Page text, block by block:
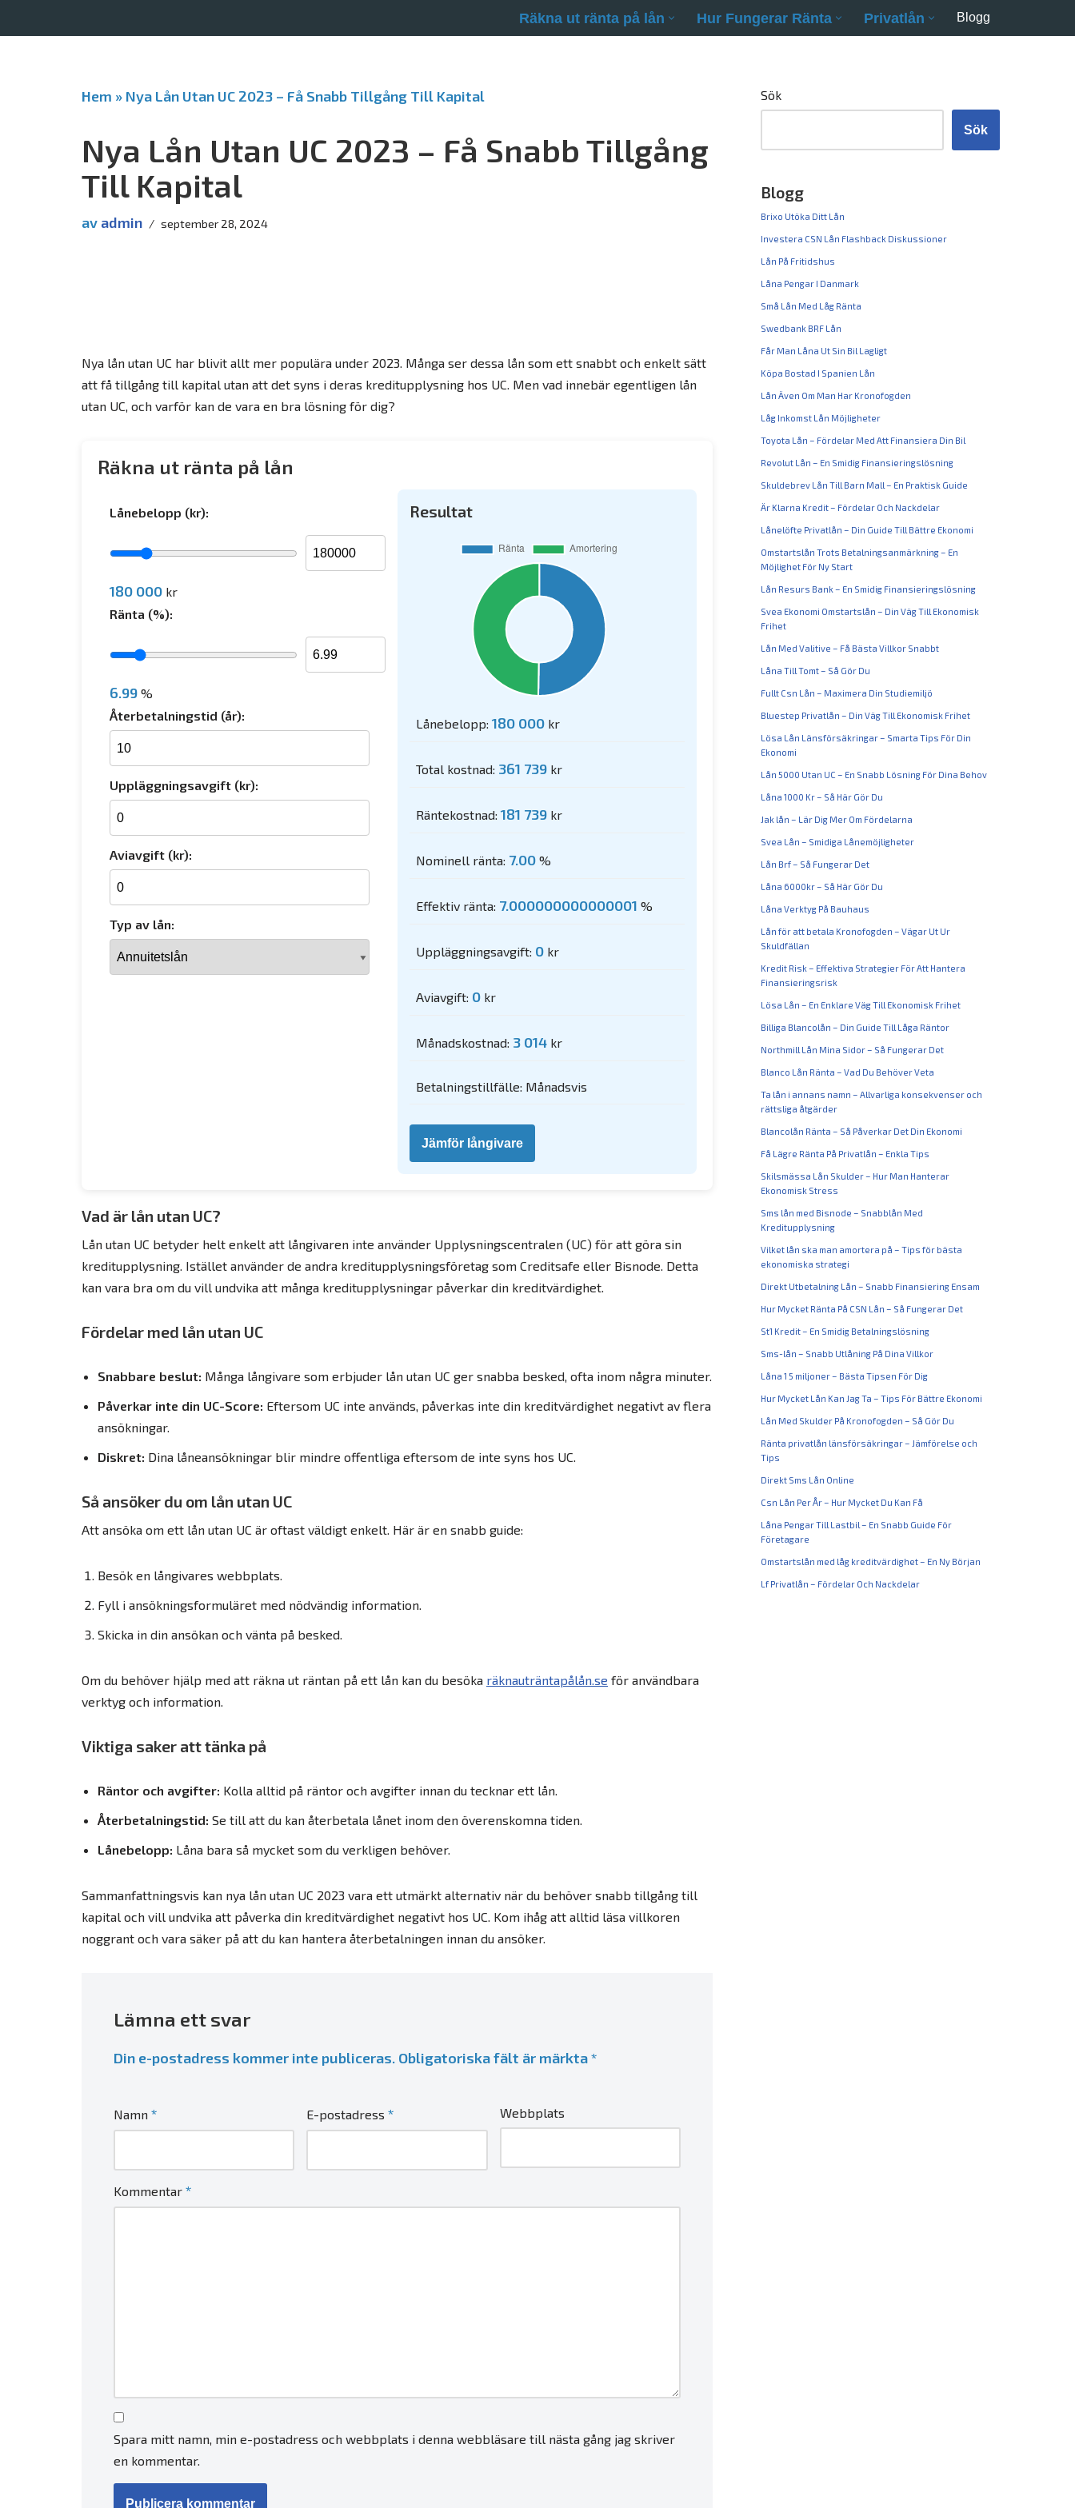
Räkna ut ränta på lån Hur Fungerar Ränta Privatlån Blogg
Hem » Nya Lån Utan UC 2023 – Få Snabb Tillgång Till Kapital
Nya Lån Utan UC 2023 – Få Snabb Tillgång
Till Kapital
av admin september 28, 2024
Nya lån utan UC har blivit allt mer populära under 2023. Många ser dessa lån som ett snabbt och enkelt sätt
att få tillgång till kapital utan att det syns i deras kreditupplysning hos UC. Men vad innebär egentligen lån
utan UC, och varför kan de vara en bra lösning för dig?
Räkna ut ränta på lån
Lånebelopp (kr):
180 000 kr
Ränta (%):
6.99 %
Återbetalningstid (år):
Uppläggningsavgift (kr):
Aviavgift (kr):
Typ av lån:
Resultat
Lånebelopp: 180 000kr
Total kostnad: 361 739kr
Räntekostnad: 181 739kr
Nominell ränta: 7.00%
Effektiv ränta: 7.000000000000001 %
Uppläggningsavgift: 0kr
Aviavgift: 0kr
Månadskostnad: 3 014kr
Betalningstillfälle: Månadsvis
Jämför långivare
Vad är lån utan UC?
Lån utan UC betyder helt enkelt att långivaren inte använder Upplysningscentralen (UC) för att göra sin
kreditupplysning. Istället använder de andra kreditupplysningsföretag som Creditsafe eller Bisnode. Detta
kan vara bra om du vill undvika att många kreditupplysningar påverkar din kreditvärdighet.
Fördelar med lån utan UC
Snabbare beslut: Många långivare som erbjuder lån utan UC ger snabba besked, ofta inom några minuter.
Påverkar inte din UC-Score: Eftersom UC inte används, påverkas inte din kreditvärdighet negativt av flera
ansökningar.
Diskret: Dina låneansökningar blir mindre offentliga eftersom de inte syns hos UC.
Så ansöker du om lån utan UC
Att ansöka om ett lån utan UC är oftast väldigt enkelt. Här är en snabb guide:
Besök en långivares webbplats.
Fyll i ansökningsformuläret med nödvändig information.
Skicka in din ansökan och vänta på besked.
Om du behöver hjälp med att räkna ut räntan på ett lån kan du besöka räknauträntapålån.se för användbara
verktyg och information.
Viktiga saker att tänka på
Räntor och avgifter: Kolla alltid på räntor och avgifter innan du tecknar ett lån.
Återbetalningstid: Se till att du kan återbetala lånet inom den överenskomna tiden.
Lånebelopp: Låna bara så mycket som du verkligen behöver.
Sammanfattningsvis kan nya lån utan UC 2023 vara ett utmärkt alternativ när du behöver snabb tillgång till
kapital och vill undvika att påverka din kreditvärdighet negativt hos UC. Kom ihåg att alltid läsa villkoren
noggrant och vara säker på att du kan hantera återbetalningen innan du ansöker.
Lämna ett svar
Din e-postadress kommer inte publiceras. Obligatoriska fält är märkta*
Namn * E-postadress* Webbplats
Kommentar *
Spara mitt namn, min e-postadress och webbplats i denna webbläsare till nästa gång jag skriver
en kommentar.
Sök
Sök
Blogg
Brixo Utöka Ditt Lån
Investera CSN Lån Flashback Diskussioner
Lån På Fritidshus
Låna Pengar I Danmark
Små Lån Med Låg Ränta
Swedbank BRF Lån
Får Man Låna Ut Sin Bil Lagligt
Köpa Bostad I Spanien Lån
Lån Även Om Man Har Kronofogden
Låg Inkomst Lån Möjligheter
Toyota Lån – Fördelar Med Att Finansiera Din Bil
Revolut Lån – En Smidig Finansieringslösning
Skuldebrev Lån Till Barn Mall – En Praktisk Guide
Är Klarna Kredit – Fördelar Och Nackdelar
Lånelöfte Privatlån – Din Guide Till Bättre Ekonomi
Omstartslån Trots Betalningsanmärkning – En
Möjlighet För Ny Start
Lån Resurs Bank – En Smidig Finansieringslösning
Svea Ekonomi Omstartslån – Din Väg Till Ekonomisk
Frihet
Lån Med Valitive – Få Bästa Villkor Snabbt
Låna Till Tomt – Så Gör Du
Fullt Csn Lån – Maximera Din Studiemiljö
Bluestep Privatlån – Din Väg Till Ekonomisk Frihet
Lösa Lån Länsförsäkringar – Smarta Tips För Din
Ekonomi
Lån 5000 Utan UC – En Snabb Lösning För Dina Behov
Låna 1000 Kr – Så Här Gör Du
Jak lån – Lär Dig Mer Om Fördelarna
Svea Lån – Smidiga Lånemöjligheter
Lån Brf – Så Fungerar Det
Låna 6000kr – Så Här Gör Du
Låna Verktyg På Bauhaus
Lån för att betala Kronofogden – Vägar Ut Ur
Skuldfällan
Kredit Risk – Effektiva Strategier För Att Hantera
Finansieringsrisk
Lösa Lån – En Enklare Väg Till Ekonomisk Frihet
Billiga Blancolån – Din Guide Till Låga Räntor
Northmill Lån Mina Sidor – Så Fungerar Det
Blanco Lån Ränta – Vad Du Behöver Veta
Ta lån i annans namn – Allvarliga konsekvenser och
rättsliga åtgärder
Blancolån Ränta – Så Påverkar Det Din Ekonomi
Få Lägre Ränta På Privatlån – Enkla Tips
Skilsmässa Lån Skulder – Hur Man Hanterar
Ekonomisk Stress
Sms lån med Bisnode – Snabblån Med
Kreditupplysning
Vilket lån ska man amortera på – Tips för bästa
ekonomiska strategi
Direkt Utbetalning Lån – Snabb Finansiering Ensam
Hur Mycket Ränta På CSN Lån – Så Fungerar Det
St1 Kredit – En Smidig Betalningslösning
Sms-lån – Snabb Utlåning På Dina Villkor
Låna 1 5 miljoner – Bästa Tipsen För Dig
Hur Mycket Lån Kan Jag Ta – Tips För Bättre Ekonomi
Lån Med Skulder På Kronofogden – Så Gör Du
Ränta privatlån länsförsäkringar – Jämförelse och
Tips
Direkt Sms Lån Online
Csn Lån Per År – Hur Mycket Du Kan Få
Låna Pengar Till Lastbil – En Snabb Guide För
Företagare
Omstartslån med låg kreditvärdighet – En Ny Början
Lf Privatlån – Fördelar Och Nackdelar